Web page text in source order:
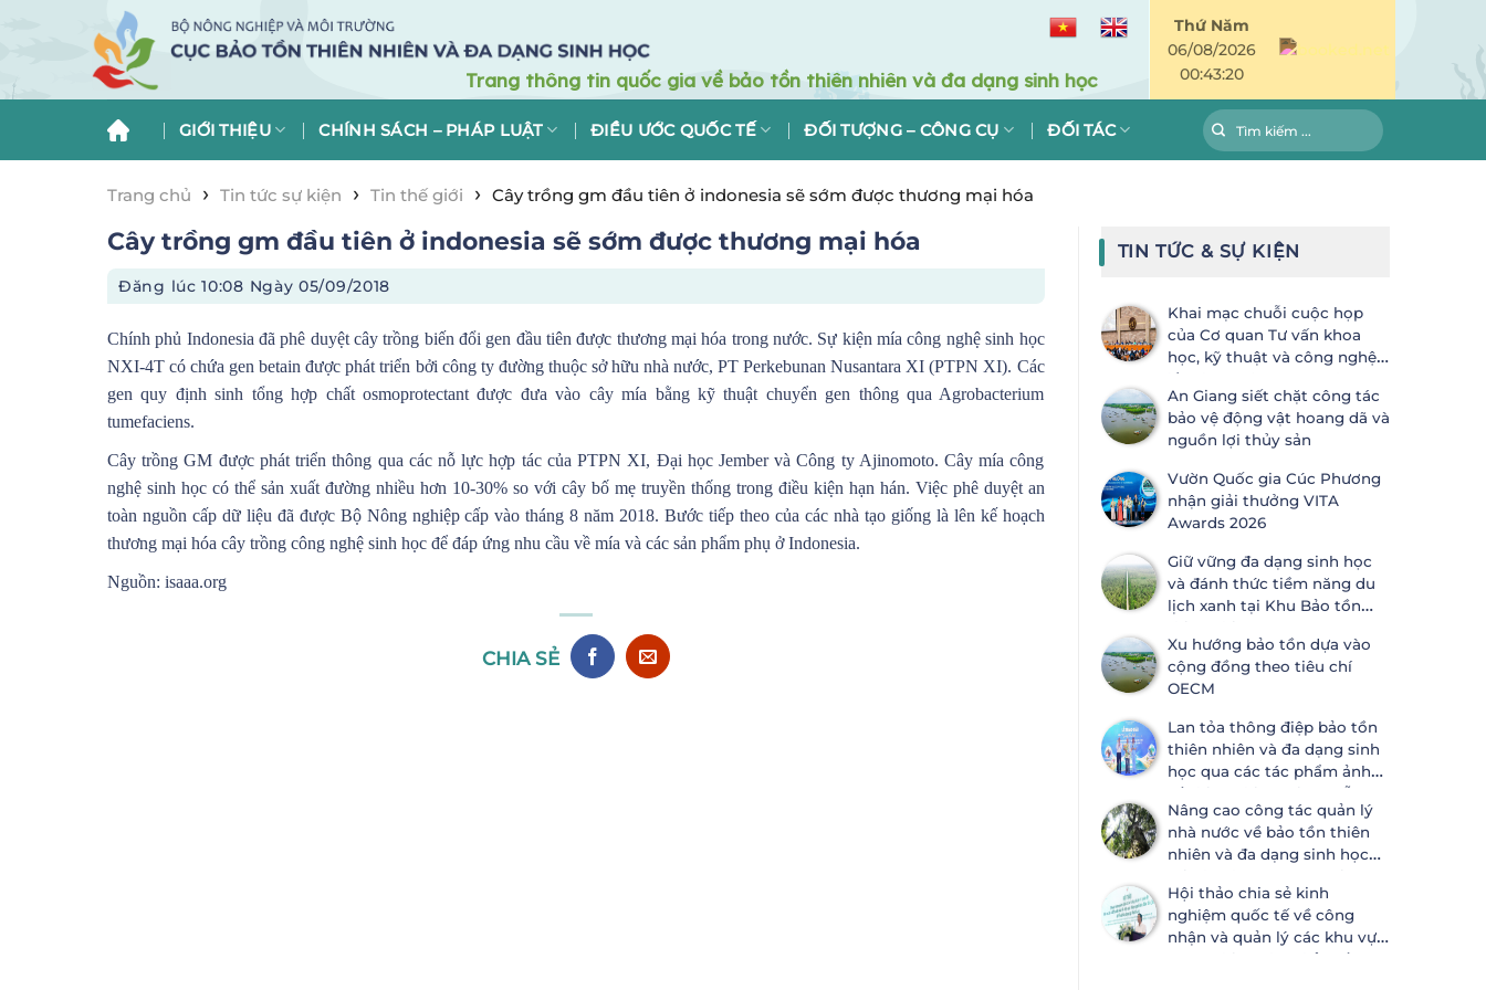
Thứ Năm
06/08/2026
00:43:21
GIỚI THIỆU CHÍNH SÁCH – PHÁP LUẬT ĐIỀU ƯỚC QUỐC TẾ ĐỐI TƯỢNG – CÔNG CỤ ĐỐI TÁC
Trang chủ › Tin tức sự kiện › Tin thế giới › Cây trồng gm đầu tiên ở indonesia sẽ sớm được thương mại hóa
Cây trồng gm đầu tiên ở indonesia sẽ sớm được thương mại hóa
Đăng lúc10:08 Ngày 05/09/2018
Chính phủ Indonesia đã phê duyệt cây trồng biến đổi gen đầu tiên được thương mại hóa trong nước. Sự kiện mía công nghệ sinh học
NXI-4T có chứa gen betain được phát triển bởi công ty đường thuộc sở hữu nhà nước, PT Perkebunan Nusantara XI (PTPN XI). Các
gen quy định sinh tổng hợp chất osmoprotectant được đưa vào cây mía bằng kỹ thuật chuyển gen thông qua Agrobacterium
tumefaciens.
Cây trồng GM được phát triển thông qua các nỗ lực hợp tác của PTPN XI, Đại học Jember và Công ty Ajinomoto. Cây mía công
nghệ sinh học có thể sản xuất đường nhiều hơn 10-30% so với cây bố mẹ truyền thống trong điều kiện hạn hán. Việc phê duyệt an
toàn nguồn cấp dữ liệu đã được Bộ Nông nghiệp cấp vào tháng 8 năm 2018. Bước tiếp theo của các nhà tạo giống là lên kế hoạch
thương mại hóa cây trồng công nghệ sinh học để đáp ứng nhu cầu về mía và các sản phẩm phụ ở Indonesia.
Nguồn: isaaa.org
CHIA SẺ
TIN TỨC & SỰ KIỆN
Khai mạc chuỗi cuộc họp
của Cơ quan Tư vấn khoa
học, kỹ thuật và công nghệ
lần thứ 28 (SBSTTA-28) và Cơ
quan Thực thi lần thứ 7 (SBI-7) Công
ước Đa dạng sinh học
An Giang siết chặt công tác
bảo vệ động vật hoang dã và
nguồn lợi thủy sản
Vườn Quốc gia Cúc Phương
nhận giải thưởng VITA
Awards 2026
Giữ vững đa dạng sinh học
và đánh thức tiềm năng du
lịch xanh tại Khu Bảo tồn
Hoàng
Xu hướng bảo tồn dựa vào
cộng đồng theo tiêu chí
OECM
Lan tỏa thông điệp bảo tồn
thiên nhiên và đa dạng sinh
học qua các tác phẩm ảnh
về thiên nhiên tại Đà Nẵng
Nâng cao công tác quản lý
nhà nước về bảo tồn thiên
nhiên và đa dạng sinh học
Hội thảo chia sẻ kinh
nghiệm quốc tế về công
nhận và quản lý các khu vực
có các biện pháp bảo tồn